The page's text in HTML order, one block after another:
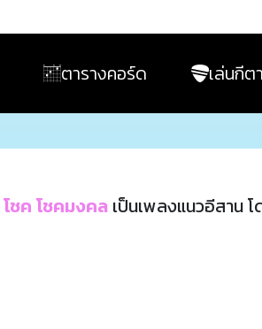
ตารางคอร์ด เล่นกีต
โชค โชคมงคล เป็นเพลงแนวอีสาน